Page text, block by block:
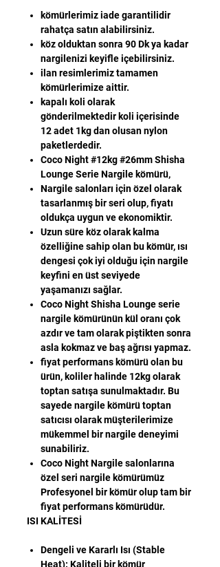
kömürlerimiz iade garantilidir
rahatça satın alabilirsiniz.
köz olduktan sonra 90 Dk ya kadar
nargilenizi keyifle içebilirsiniz.
ilan resimlerimiz tamamen
kömürlerimize aittir.
kapalı koli olarak
gönderilmektedir koli içerisinde
12 adet 1kg dan olusan nylon
paketlerdedir.
Coco Night #12kg #26mm Shisha
Lounge Serie Nargile kömürü,
Nargile salonları için özel olarak
tasarlanmış bir seri olup, fiyatı
oldukça uygun ve ekonomiktir.
Uzun süre köz olarak kalma
özelliğine sahip olan bu kömür, ısı
dengesi çok iyi olduğu için nargile
keyfini en üst seviyede
yaşamanızı sağlar.
Coco Night Shisha Lounge serie
nargile kömürünün kül oranı çok
azdır ve tam olarak piştikten sonra
asla kokmaz ve baş ağrısı yapmaz.
fiyat performans kömürü olan bu
ürün, koliler halinde 12kg olarak
toptan satışa sunulmaktadır. Bu
sayede nargile kömürü toptan
satıcısı olarak müşterilerimize
mükemmel bir nargile deneyimi
sunabiliriz.
Coco Night Nargile salonlarına
özel seri nargile kömürümüz
Profesyonel bir kömür olup tam bir
fiyat performans kömürüdür.
ISI KALİTESİ
Dengeli ve Kararlı Isı (Stable
Heat): Kaliteli bir kömür